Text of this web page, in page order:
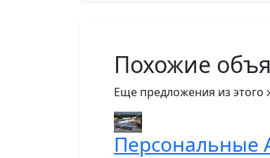
Похожие
Еще предложения из этого
Персональные